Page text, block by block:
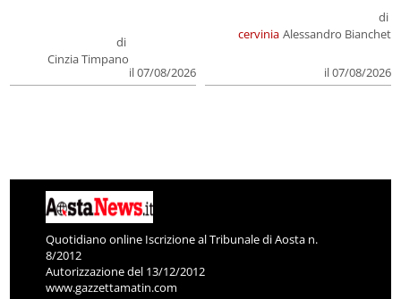
di
Cinzia Timpano
il 07/08/2026
cervinia
di
Alessandro Bianchet
il 07/08/2026
Quotidiano online Iscrizione al Tribunale di Aosta n.
8/2012
Autorizzazione del 13/12/2012
www.gazzettamatin.com